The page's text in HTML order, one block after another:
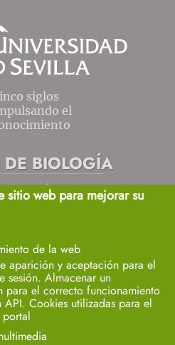
siglos
el
DE BIOLOGÍA
Mercedes, s/n
41012.
de datos
sitio web para mejorar su
de la web
aparición y aceptación para el
sesión. Almacenar un
para el correcto funcionamiento
Cookies utilizadas para el